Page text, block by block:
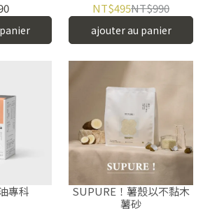
NT$495NT$990
ajouter au panier
專科
SUPURE！薯殼以不黏木
薯砂